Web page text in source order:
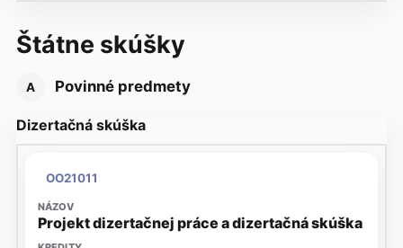
Štátne skúšky
A Povinné predmety
Dizertačná skúška
OO21011
Projekt dizertačnej práce a dizertačná skúška